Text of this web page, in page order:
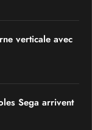
verticale avec
Sega arrivent